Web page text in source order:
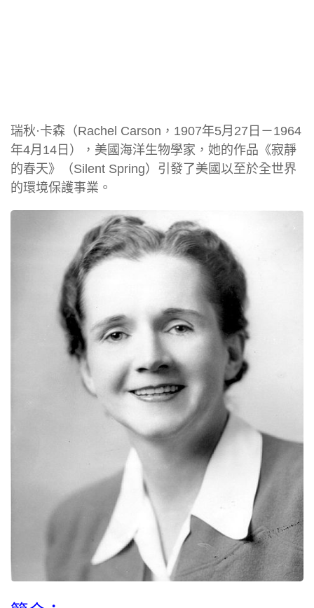
瑞秋·卡森（Rachel Carson，1907年5月27日－1964
年4月14日），美國海洋生物學家，她的作品《寂靜
的春天》（Silent Spring）引發了美國以至於全世界
的環境保護事業。